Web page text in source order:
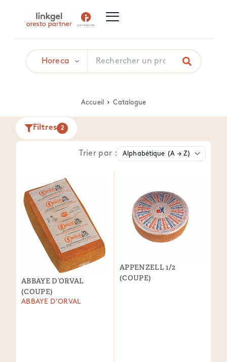
Accueil Catalogue
Filtres 2
Trier par :
ABBAYE D’ORVAL
(COUPE)
ABBAYE D'ORVAL
APPENZELL 1/2
(COUPE)